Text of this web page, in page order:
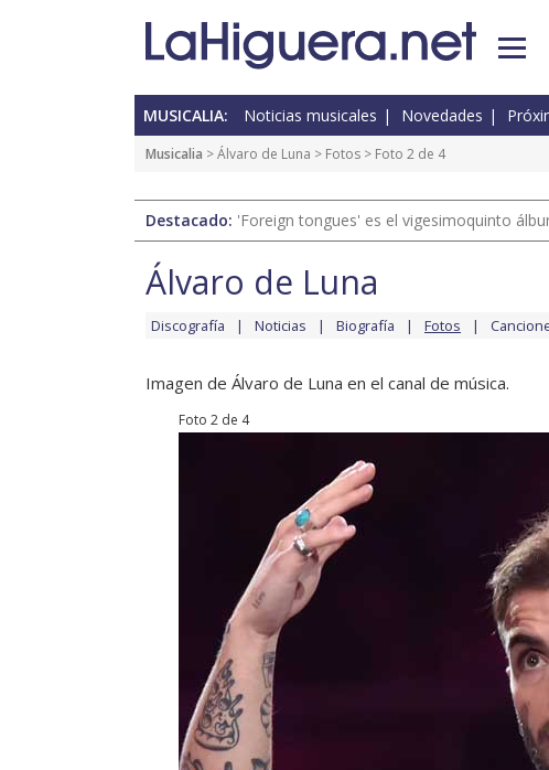
MUSICALIA: Noticias musicales Novedades
Musicalia >Álvaro de Luna > Fotos > Foto 2 de 4
Destacado: 'Foreign tongues' es el vigesimoquinto
Álvaro de Luna
Discografía Noticias Biografía Fotos
Imagen de Álvaro de Luna en el canal de música.
Foto 2 de 4